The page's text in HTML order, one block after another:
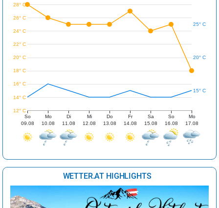
So
09.08
Mo
10.08
Di
11.08
Mi
12.08
Do
13.08
Fr
14.08
Sa
15.08
So
16.08
Mo
17.08
12° C
14° C
16° C
18° C
20° C
22° C
24° C
26° C
28° C
15° C
20° C
25° C
WETTER.AT HIGHLIGHTS